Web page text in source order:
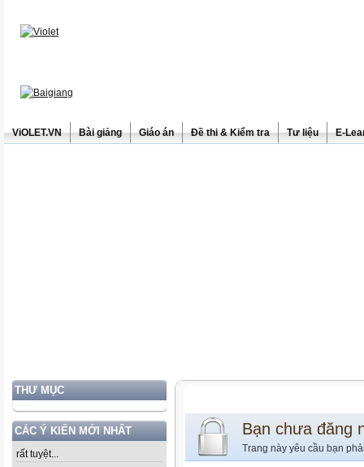
ViOLET.VN Bài giảng Giáo án Đề thi & Kiểm tra Tư liệu E-
THƯ MỤC
CÁC Ý KIẾN MỚI NHẤT
rất tuyệt...
Bạn chưa đăng
Trang này yêu cầu bạn